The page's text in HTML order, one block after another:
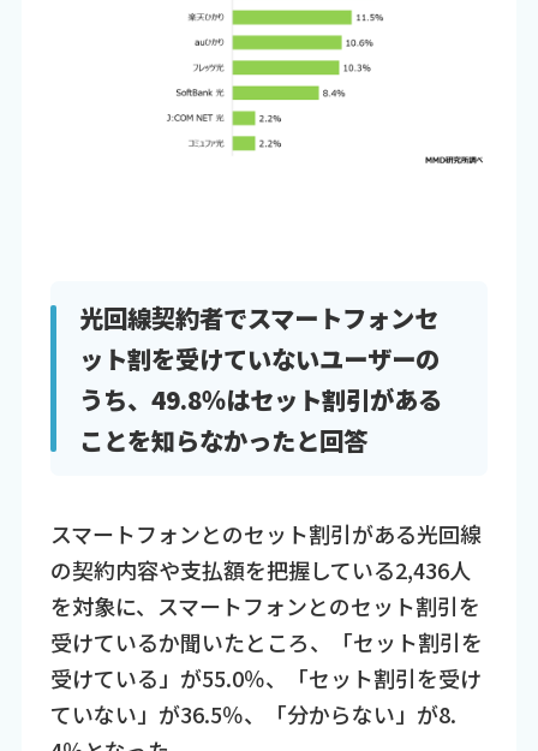
光回線契約者でスマートフォンセ
ット割を受けていないユーザーの
うち、49.8％はセット割引がある
ことを知らなかったと回答
スマートフォンとのセット割引がある光回線
の契約内容や支払額を把握している2,436人
を対象に、スマートフォンとのセット割引を
受けているか聞いたところ、「セット割引を
受けている」が55.0％、「セット割引を受け
ていない」が36.5％、「分からない」が8.